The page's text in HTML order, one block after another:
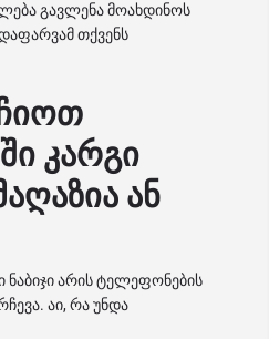
გავლენა მოახდინოს
თქვენს
კარგი
ან
ნაბიჯი არის ტელეფონების
აი, რა უნდა